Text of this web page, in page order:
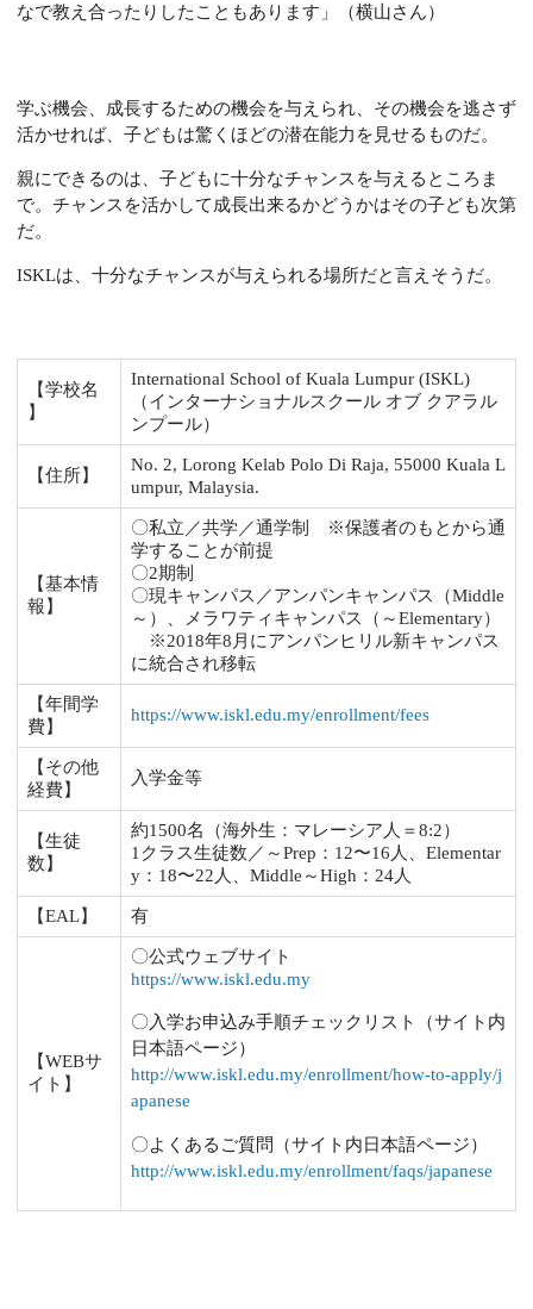
なで教え合ったりしたこともあります」（横山さん）
学ぶ機会、成長するための機会を与えられ、その機会を逃さず
活かせれば、子どもは驚くほどの潜在能力を見せるものだ。
親にできるのは、子どもに十分なチャンスを与えるところま
で。チャンスを活かして成長出来るかどうかはその子ども次第
だ。
ISKLは、十分なチャンスが与えられる場所だと言えそうだ。
【学校名
】
International School of Kuala Lumpur (ISKL)
（インターナショナルスクール オブ クアラル
ンプール）
【住所】
No. 2, Lorong Kelab Polo Di Raja, 55000 Kuala L
umpur, Malaysia.
【基本情
報】
〇私立／共学／通学制 ※保護者のもとから通
学することが前提
〇2期制
〇現キャンパス／アンパンキャンパス（Middle
～）、メラワティキャンパス（～Elementary）
※2018年8月にアンパンヒリル新キャンパス
に統合され移転
【年間学
費】
https://www.iskl.edu.my/enrollment/fees
【その他
経費】
入学金等
【生徒
数】
約1500名（海外生：マレーシア人＝8:2）
1クラス生徒数／～Prep：12〜16人、Elementar
y：18〜22人、Middle～High：24人
【EAL】 有
【WEBサ
イト】
〇公式ウェブサイト
https://www.iskl.edu.my
〇入学お申込み手順チェックリスト（サイト内
日本語ページ）
http://www.iskl.edu.my/enrollment/how-to-apply/j
apanese
〇よくあるご質問（サイト内日本語ページ）
http://www.iskl.edu.my/enrollment/faqs/japanese